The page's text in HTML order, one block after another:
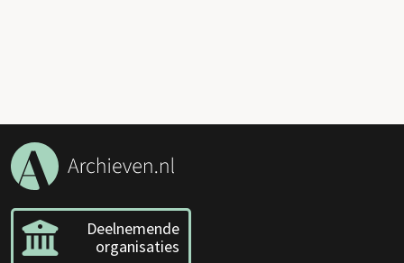
Deelnemende
organisaties